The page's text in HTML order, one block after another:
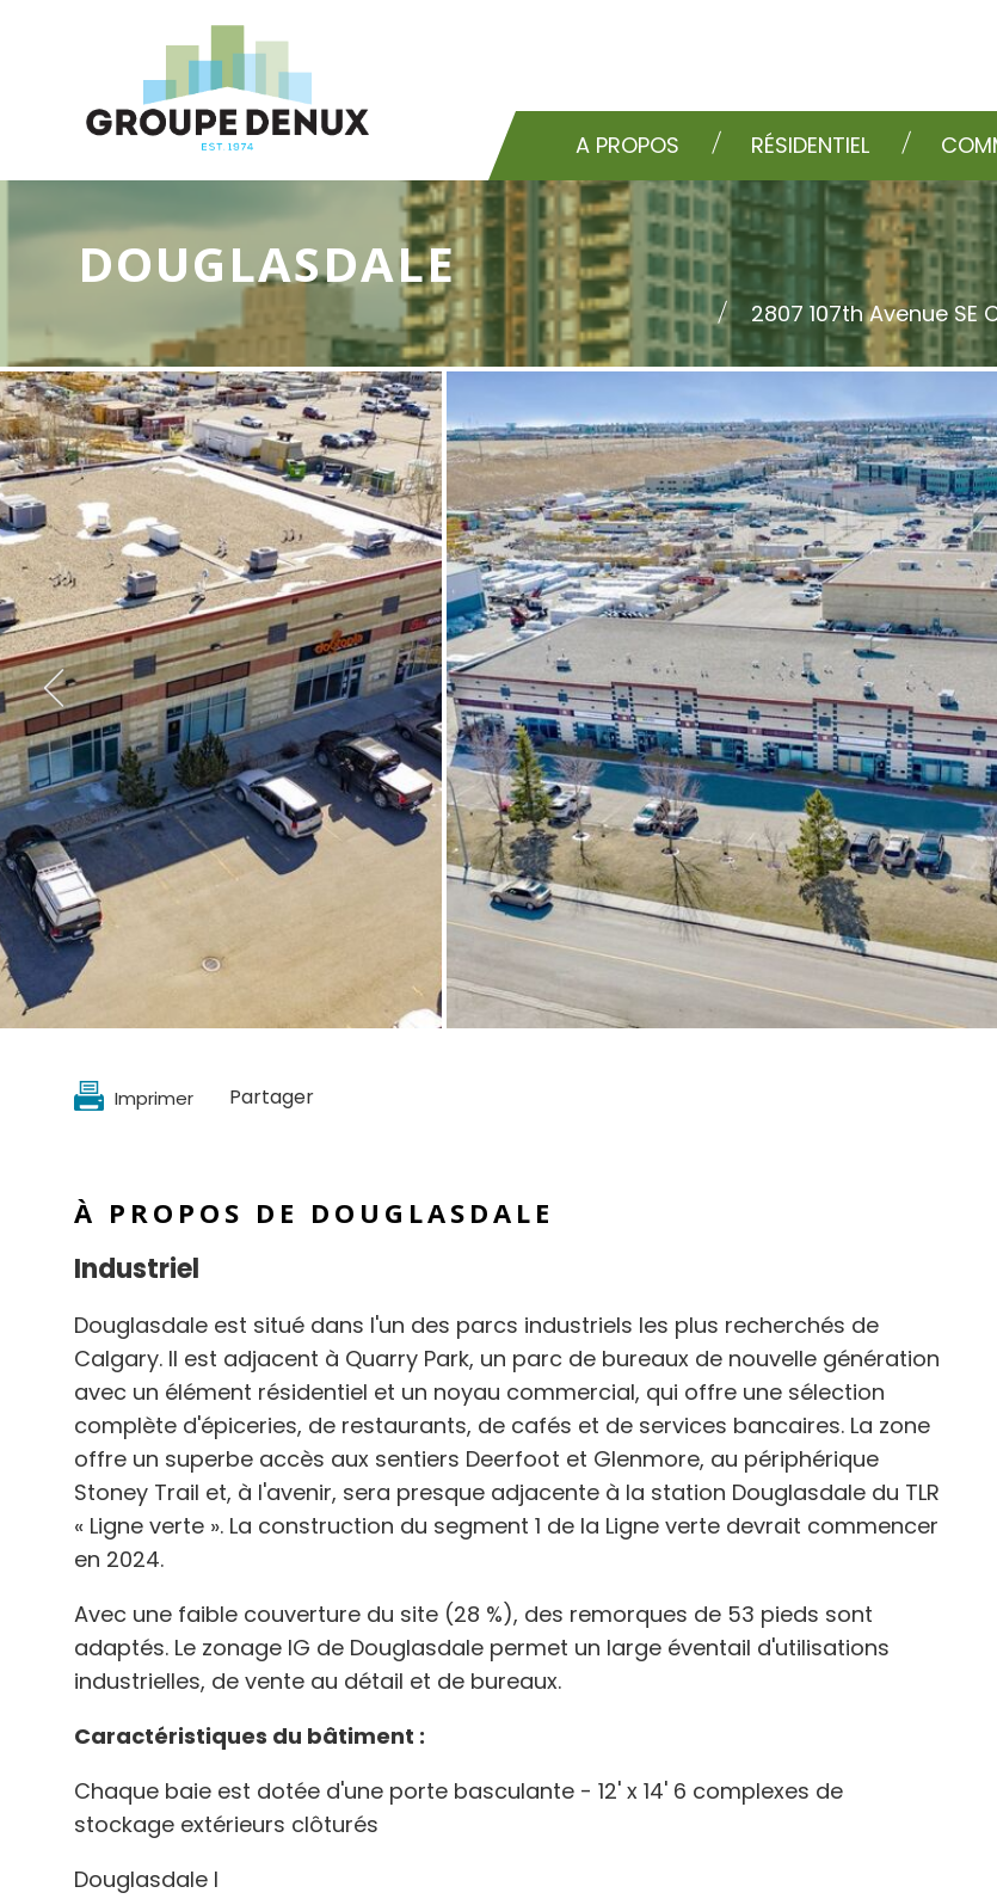
A PROPOS RÉSIDENTIEL
DOUGLASDALE
2807 107th Avenue SE
Imprimer Partager
À PROPOS DE DOUGLASDALE
Industriel
Douglasdale est situé dans l'un des parcs industriels les plus recherchés de
Calgary. Il est adjacent à Quarry Park, un parc de bureaux de nouvelle génération
avec un élément résidentiel et un noyau commercial, qui offre une sélection
complète d'épiceries, de restaurants, de cafés et de services bancaires. La zone
offre un superbe accès aux sentiers Deerfoot et Glenmore, au périphérique
Stoney Trail et, à l'avenir, sera presque adjacente à la station Douglasdale du TLR
« Ligne verte ». La construction du segment 1 de la Ligne verte devrait commencer
en 2024.
Avec une faible couverture du site (28 %), des remorques de 53 pieds sont
adaptés. Le zonage IG de Douglasdale permet un large éventail d'utilisations
industrielles, de vente au détail et de bureaux.
Caractéristiques du bâtiment :
Chaque baie est dotée d'une porte basculante - 12' x 14' 6 complexes de
stockage extérieurs clôturés
Douglasdale I